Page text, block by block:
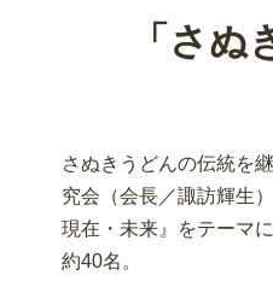
「さ
さぬきうどんの伝統を
究会（会長／諏訪輝生
現在・未来』をテーマ
約40名。